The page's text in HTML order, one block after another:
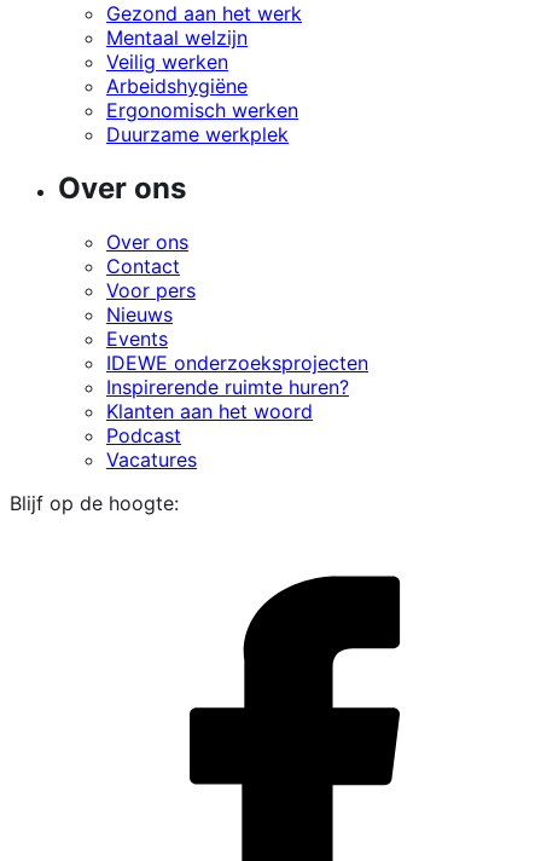
Gezond aan het werk
Mentaal welzijn
Veilig werken
Arbeidshygiëne
Ergonomisch werken
Duurzame werkplek
Over ons
Over ons
Contact
Voor pers
Nieuws
Events
IDEWE onderzoeksprojecten
Inspirerende ruimte huren?
Klanten aan het woord
Podcast
Vacatures
Blijf op de hoogte: